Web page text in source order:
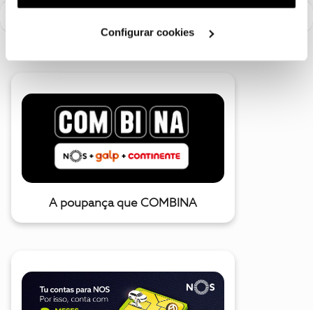
utilização dos cookies clicando em "Configurar
Configurar cookies
A poupança que COMBINA